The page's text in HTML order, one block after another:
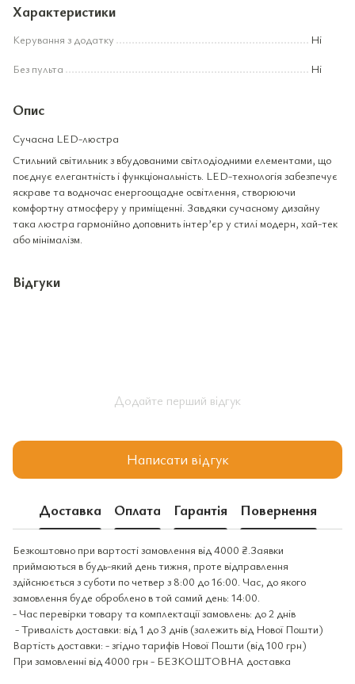
Характеристики
Керування з додатку
Ні
Без пульта
Ні
Опис
Сучасна LED-люстра
Стильний світильник з вбудованими світлодіодними елементами, що
поєднує елегантність і функціональність. LED-технологія забезпечує
яскраве та водночас енергоощадне освітлення, створюючи
комфортну атмосферу у приміщенні. Завдяки сучасному дизайну
така люстра гармонійно доповнить інтер’єр у стилі модерн, хай-тек
або мінімалізм.
Відгуки
Додайте перший відгук
Написати відгук
Доставка Оплата Гарантія Повернення
Безкоштовно при вартості замовлення від 4000 ₴.Заявки
приймаються в будь-який день тижня, проте відправлення
здійснюється з суботи по четвер з 8:00 до 16:00. Час, до якого
замовлення буде оброблено в той самий день: 14:00.
- Час перевірки товару та комплектації замовлень: до 2 днів
- Тривалість доставки: від 1 до 3 днів (залежить від Нової Пошти)
Вартість доставки: - згідно тарифів Нової Пошти (від 100 грн)
При замовленні від 4000 грн - БЕЗКОШТОВНА доставка